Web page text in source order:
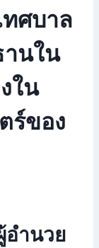
ทศบาล
านใน
ใน
ร์ของ
อำนวย